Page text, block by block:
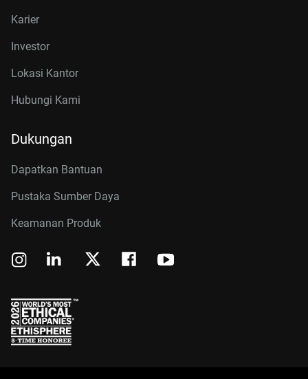
Karier
Investor
Lokasi Kantor
Hubungi Kami
Dukungan
Dapatkan Bantuan
Pustaka Sumber Daya
Keamanan Produk